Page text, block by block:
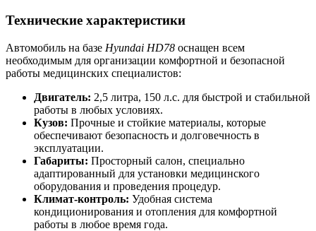
Технические характеристики
Автомобиль на базе Hyundai HD78 оснащен всем
необходимым для организации комфортной и безопасной
работы медицинских специалистов:
Двигатель: 2,5 литра, 150 л.с. для быстрой и стабильной
работы в любых условиях.
Кузов: Прочные и стойкие материалы, которые
обеспечивают безопасность и долговечность в
эксплуатации.
Габариты: Просторный салон, специально
адаптированный для установки медицинского
оборудования и проведения процедур.
Климат-контроль: Удобная система
кондиционирования и отопления для комфортной
работы в любое время года.